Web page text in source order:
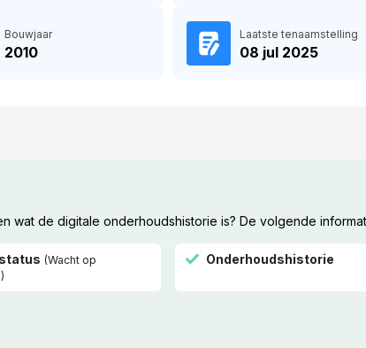
Bouwjaar
2010
Laatste tenaamstelling
08 jul 2025
de digitale onderhoudshistorie is? De volgende
(Wacht op
Onderhoudshistorie